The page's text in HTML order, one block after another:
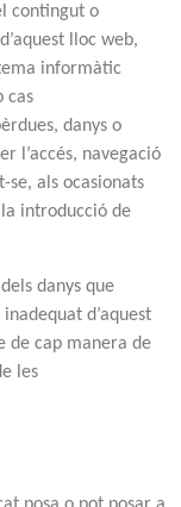
contingut o
lloc web,
informàtic
cas
danys o
l’accés, navegació
se, als ocasionats
introducció de
danys que
d’aquest
de cap manera de
les